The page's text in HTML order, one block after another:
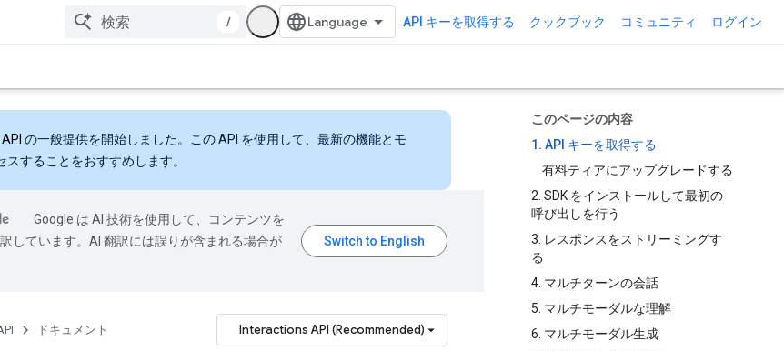
/ API キーを取得する クックブック コミュニティ ログイン
このページの内容
1. API キーを取得する
有料ティアにアップグレードする
2. SDK をインストールして最初の
呼び出しを行う
3. レスポンスをストリーミングす
る
4. マルチターンの会話
5. マルチモーダルな理解
6. マルチモーダル生成
の一般提供を開始しました。この API を使用して、最新の機能とモ
スすることをおすすめします。
Google は AI 技術を使用して、コンテンツを
しています。AI 翻訳には誤りが含まれる場合が
ドキュメント Interactions API (Recommended)